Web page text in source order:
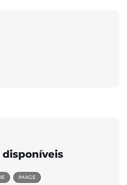
IMAGE